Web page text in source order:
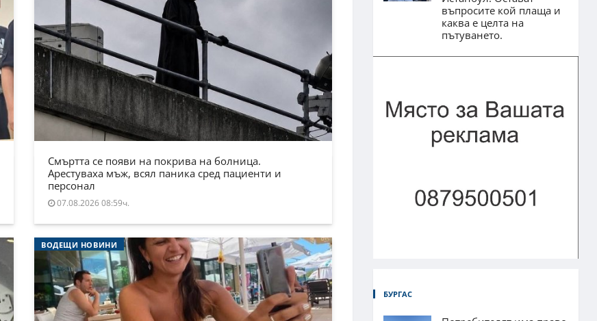
Смъртта се появи на покрива на болница.
Арестуваха мъж, всял паника сред пациенти и
персонал
07.08.2026 08:59ч.
ВОДЕЩИ НОВИНИ
въпросите кой плаща и
каква е целта на
пътуването.
БУРГАС